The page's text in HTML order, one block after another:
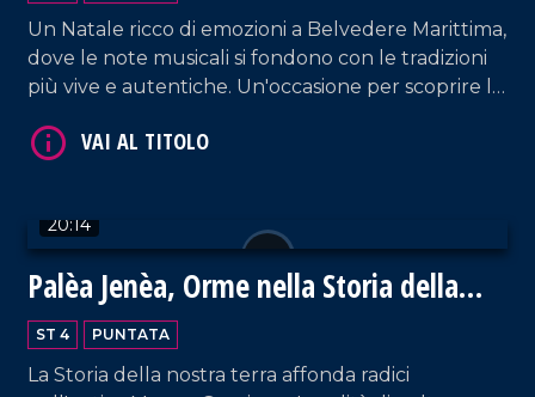
Un Natale ricco di emozioni a Belvedere Marittima,
dove le note musicali si fondono con le tradizioni
più vive e autentiche. Un'occasione per scoprire le
20:14
Palèa Jenèa, Orme nella Storia della
Calabria Greca
ST 4 PUNTATA
La Storia della nostra terra affonda radici
VAI AL TITOLO